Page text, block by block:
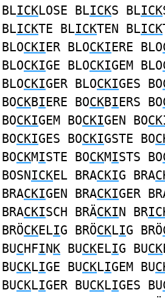
BLICKLOSE BLICKS BLICK
BLICKTE BLICKTEN BLICK
BLOCKIER BLOCKIERE BLO
BLOCKIGE BLOCKIGEM BLO
BLOCKIGER BLOCKIGES BO
BOCKBIERE BOCKBIERS BO
BOCKIGEM BOCKIGEN BO
BOCKIGES BOCKIGSTE BO
BOCKMISTE BOCKMISTS BO
BOSNICKEL BRACKIG BRA
BRACKIGEN BRACKIGER
BRACKISCH BRÄCKIN BR
BRÖCKELIG BRÖCKLIG BRÖ
BUCHFINK BUCKELIG BUCK
BUCKLIGE BUCKLIGEM BU
BUCKLIGER BUCKLIGES BU